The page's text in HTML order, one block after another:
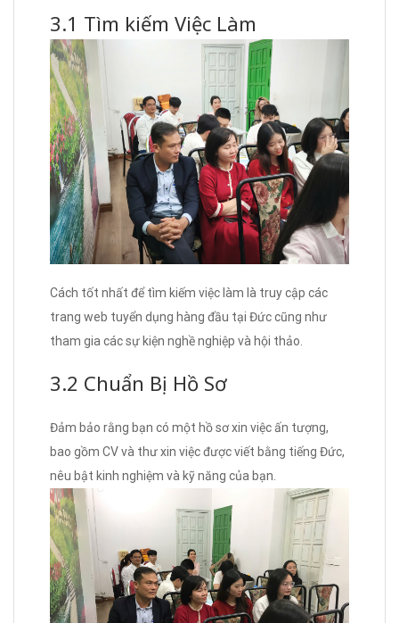
3.1 Tìm kiếm Việc Làm
Cách tốt nhất để tìm kiếm việc làm là truy cập các
trang web tuyển dụng hàng đầu tại Đức cũng như
tham gia các sự kiện nghề nghiệp và hội thảo.
3.2 Chuẩn Bị Hồ Sơ
Đảm bảo rằng bạn có một hồ sơ xin việc ấn tượng,
bao gồm CV và thư xin việc được viết bằng tiếng Đức,
nêu bật kinh nghiệm và kỹ năng của bạn.